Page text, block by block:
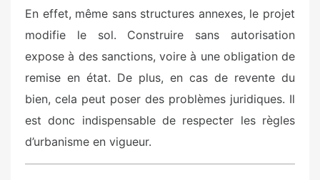
En effet, même sans structures annexes, le projet
modifie le sol. Construire sans autorisation
expose à des sanctions, voire à une obligation de
remise en état. De plus, en cas de revente du
bien, cela peut poser des problèmes juridiques. Il
est donc indispensable de respecter les règles
d’urbanisme en vigueur.